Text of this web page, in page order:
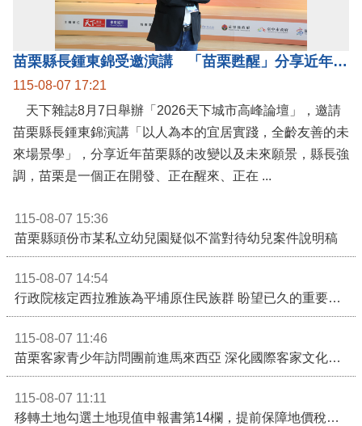
苗栗縣長鍾東錦受邀演講 「苗栗甦醒」分享近年轉變
115-08-07 17:21
天下雜誌8月7日舉辦「2026天下城市高峰論壇」，邀請
苗栗縣長鍾東錦演講「以人為本的宜居實踐，全齡友善的未
來場景學」，分享近年苗栗縣的改變以及未來願景，縣長強
調，苗栗是一個正在開發、正在醒來、正在 ...
115-08-07 15:36
苗栗縣頭份市某私立幼兒園疑似不當對待幼兒案件說明稿
115-08-07 14:54
行政院核定西拉雅族為平埔原住民族群 盼望已久的重要時刻到來！8月13日起受理民族成員名冊登記
115-08-07 11:46
苗栗客家青少年訪問團前進馬來西亞 深化國際客家文化交流
115-08-07 11:11
移轉土地勾選土地現值申報書第14欄，提前保障地價稅節稅權益